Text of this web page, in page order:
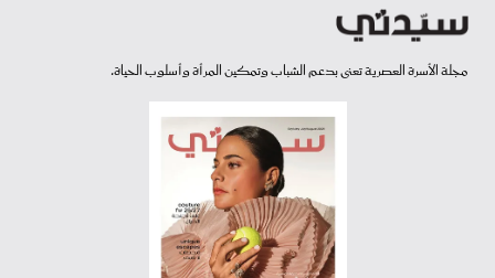
مجلة الأسرة العصرية تعنى بدعم الشباب وتمكين المرأة وأسلوب الحياة.